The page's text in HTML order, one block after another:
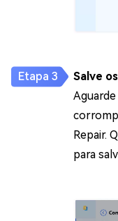
Salve
Repair.
para